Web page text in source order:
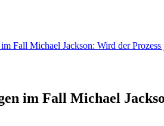
Fall Michael Jackson: Wird der
im Fall Michael